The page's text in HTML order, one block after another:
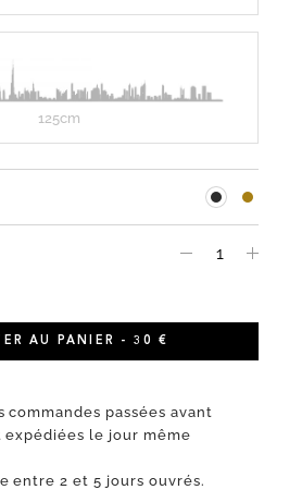
125cm
AU PANIER - 30 €
commandes passées avant
expédiées le jour même
entre 2 et 5 jours ouvrés.